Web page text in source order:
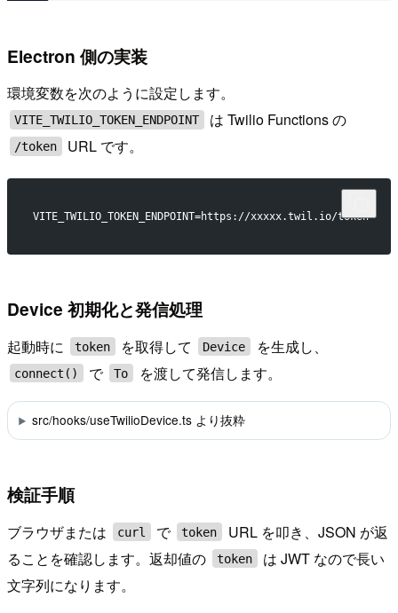
Electron 側の実装
環境変数を次のように設定します。
VITE_TWILIO_TOKEN_ENDPOINT は Twilio Functions の
/token URL です。
VITE_TWILIO_TOKEN_ENDPOINT=https://xxxxx.twil.io/token
Device 初期化と発信処理
起動時に token を取得して Device を生成し、
connect() で To を渡して発信します。
src/hooks/useTwilioDevice.ts より抜粋
検証手順
ブラウザまたは curl で token
URL を叩き、JSON が返
ることを確認します。返却値の
token
は JWT なので長い
文字列になります。